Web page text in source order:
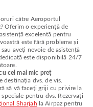
către Aeroportul
Oferim o experiență de
excelentă pentru
este fără probleme și
aveți nevoie de asistență
este disponibilă 24/7
cel mai mic preț
dvs. de vis.
să vă faceți griji cu privire la
pentru dvs. Rezervați
Sharjah la Airpaz pentru